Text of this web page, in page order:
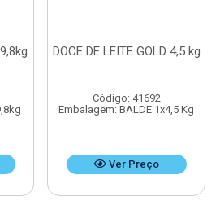
DOCE DE LEITE GOLD 4,5 kg
Código: 41692
Embalagem: BALDE 1x4,5 Kg
Ver Preço